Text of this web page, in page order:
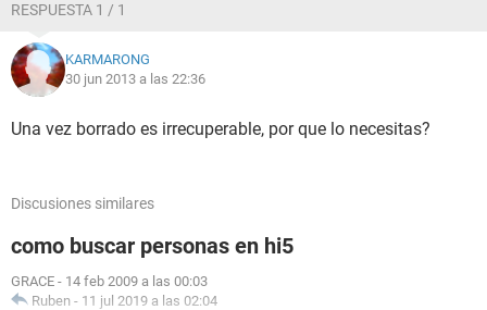
RESPUESTA 1 / 1
KARMARONG
30 jun 2013 a las 22:36
Una vez borrado es irrecuperable, por que lo necesitas?
Discusiones similares
como buscar personas en hi5
GRACE - 14 feb 2009 a las 00:03
Ruben - 11 jul 2019 a las 02:04